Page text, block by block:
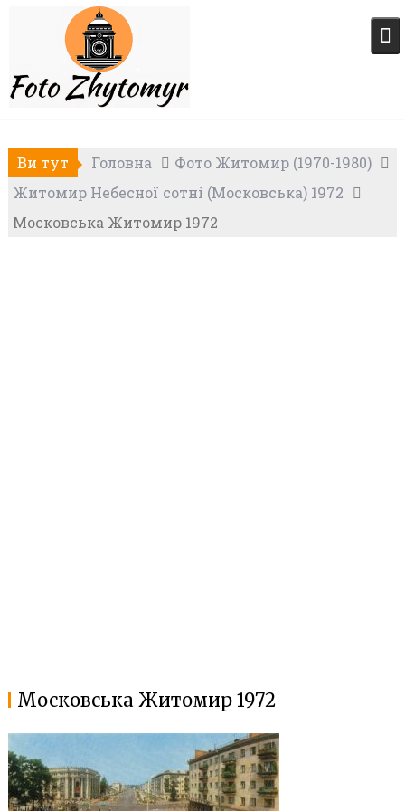
Ви тут Головна
Фото Житомир (1970-1980)
Житомир Небесної сотні (Московська) 1972
Московська Житомир 1972
Московська Житомир 1972